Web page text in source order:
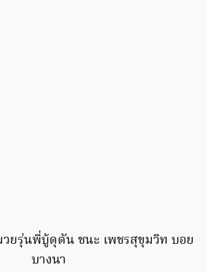
น ชนะ เพชรสุขุมวิท บอย
บางนา